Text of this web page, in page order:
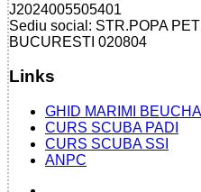
J2024005505401
Sediu social: STR.POPA
BUCURESTI 020804
Links
GHID MARIMI
CURS SCUBA PADI
CURS SCUBA SSI
ANPC